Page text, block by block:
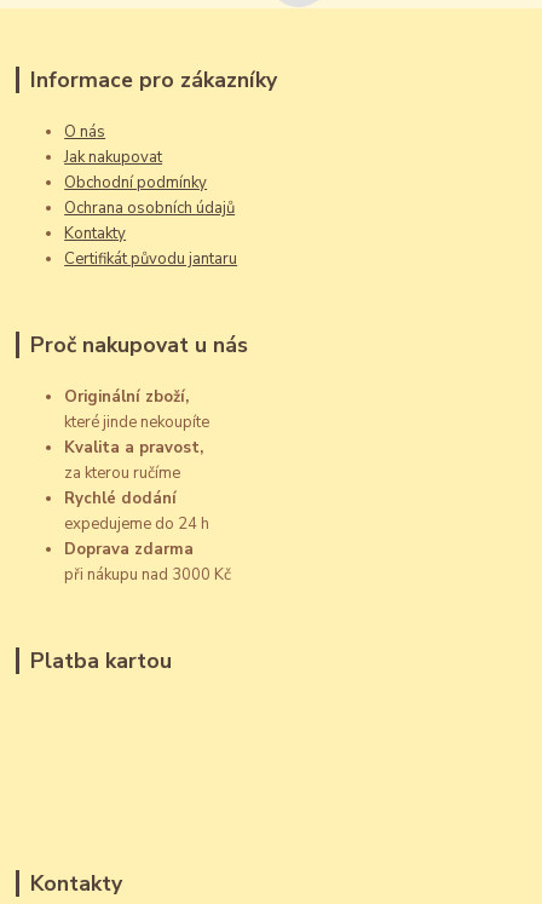
Informace pro zákazníky
O nás
Jak nakupovat
Obchodní podmínky
Ochrana osobních údajů
Kontakty
Certifikát původu jantaru
Proč nakupovat u nás
Originální zboží,
které jinde nekoupíte
Kvalita a pravost,
za kterou ručíme
Rychlé dodání
expedujeme do 24 h
Doprava zdarma
při nákupu nad 3000 Kč
Platba kartou
Kontakty